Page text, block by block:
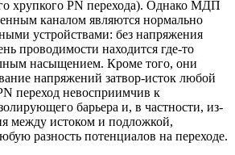
хрупкого PN перехода). Однако МДП
каналом являются нормально
устройствами: без напряжения
проводимости находится где-то
насыщением. Кроме того, они
напряжений затвор-исток любой
переход невосприимчив к
барьера и, в частности, из-
между истоком и подложкой,
разность потенциалов на переходе.